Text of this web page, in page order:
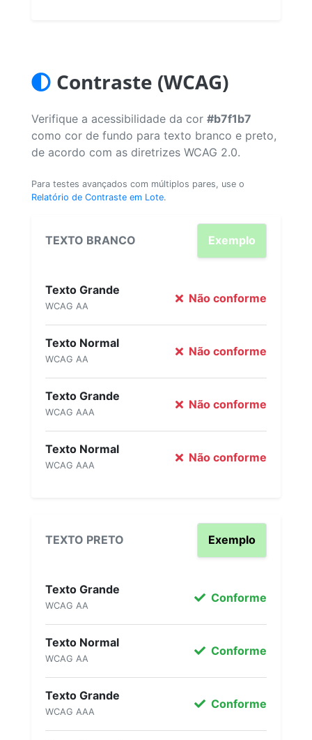
Contraste (WCAG)
Verifique a acessibilidade da cor #b7f1b7
como cor de fundo para texto branco e preto,
de acordo com as diretrizes WCAG 2.0.
Para testes avançados com múltiplos pares, use o
Relatório de Contraste em Lote.
TEXTO BRANCO Exemplo
Texto Grande
WCAG AA
Não conforme
Texto Normal
WCAG AA
Não conforme
Texto Grande
WCAG AAA
Não conforme
Texto Normal
WCAG AAA
Não conforme
TEXTO PRETO Exemplo
Texto Grande
WCAG AA
Conforme
Texto Normal
WCAG AA
Conforme
Texto Grande
WCAG AAA
Conforme